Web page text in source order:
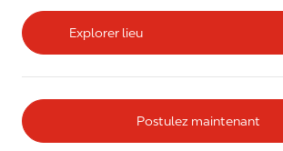
Explorer lieu
Postulez maintenant